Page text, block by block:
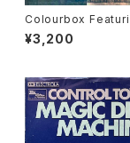
Colourbox
Grahame / Baby I
So
¥3,200